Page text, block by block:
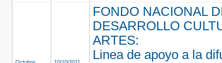
FONDO NACIONAL
DESARROLLO
ARTES:
Linea de apoyo a la